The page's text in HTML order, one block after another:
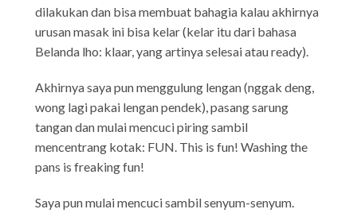
dilakukan dan bisa membuat bahagia kalau akhirnya
urusan masak ini bisa kelar (kelar itu dari bahasa
Belanda lho: klaar, yang artinya selesai atau ready).
Akhirnya saya pun menggulung lengan (nggak deng,
wong lagi pakai lengan pendek), pasang sarung
tangan dan mulai mencuci piring sambil
mencentrang kotak: FUN. This is fun! Washing the
pans is freaking fun!
Saya pun mulai mencuci sambil senyum-senyum.